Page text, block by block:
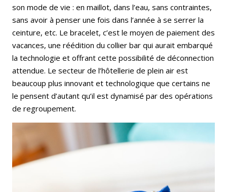
son mode de vie : en maillot, dans l’eau, sans contraintes,
sans avoir à penser une fois dans l’année à se serrer la
ceinture, etc. Le bracelet, c’est le moyen de paiement des
vacances, une réédition du collier bar qui aurait embarqué
la technologie et offrant cette possibilité de déconnection
attendue. Le secteur de l’hôtellerie de plein air est
beaucoup plus innovant et technologique que certains ne
le pensent d’autant qu’il est dynamisé par des opérations
de regroupement.